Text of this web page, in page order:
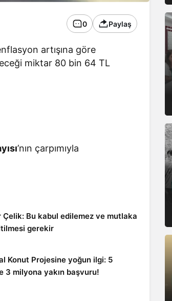
0 Paylaş
artışına göre
miktar 80 bin 64 TL
’nın çarpımıyla
Çelik: Bu kabul edilemez ve mutlaka
gerekir
Konut Projesine yoğun ilgi: 5
3 milyona yakın başvuru!